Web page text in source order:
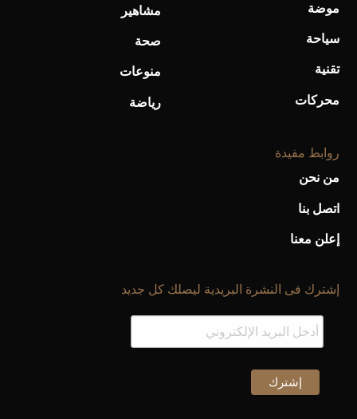
موضة
سياحة
تقنية
محركات
مشاهير
صحة
منوعات
رياضة
روابط مفيدة
من نحن
اتصل بنا
إعلن معنا
إشترك فى النشرة البريدية ليصلك كل جديد